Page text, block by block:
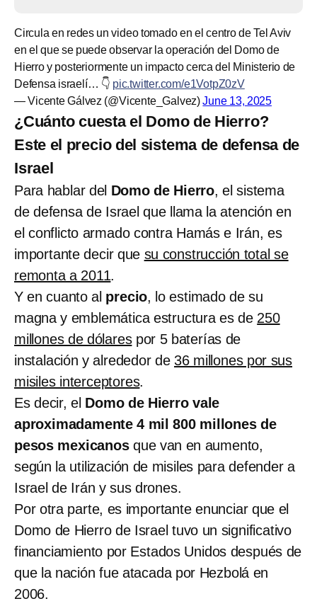
Circula en redes un video tomado en el centro de Tel Aviv
en el que se puede observar la operación del Domo de
Hierro y posteriormente un impacto cerca del Ministerio de
Defensa israelí… 👇 pic.twitter.com/e1VotpZ0zV
— Vicente Gálvez (@Vicente_Galvez)June 13, 2025
¿Cuánto cuesta el Domo de Hierro?
Este el precio del sistema de defensa de
Israel
Para hablar del Domo de Hierro, el sistema
de defensa de Israel que llama la atención en
el conflicto armado contra Hamás e Irán, es
importante decir que su construcción total se
remonta a 2011.
Y en cuanto al precio, lo estimado de su
magna y emblemática estructura es de 250
millones de dólarespor 5 baterías de
instalación y alrededor de 36 millones por sus
misiles interceptores.
Es decir, el Domo de Hierro vale
aproximadamente 4 mil 800 millones de
pesos mexicanosque van en aumento,
según la utilización de misiles para defender a
Israel de Irán y sus drones.
Por otra parte, es importante enunciar que el
Domo de Hierro de Israel tuvo un significativo
financiamiento por Estados Unidos después de
que la nación fue atacada por Hezbolá en
2006.